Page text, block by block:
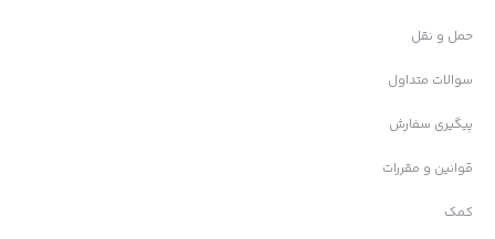
حمل و نقل
سوالات متداول
پیگیری سفارش
قوانین و مقررات
کمک